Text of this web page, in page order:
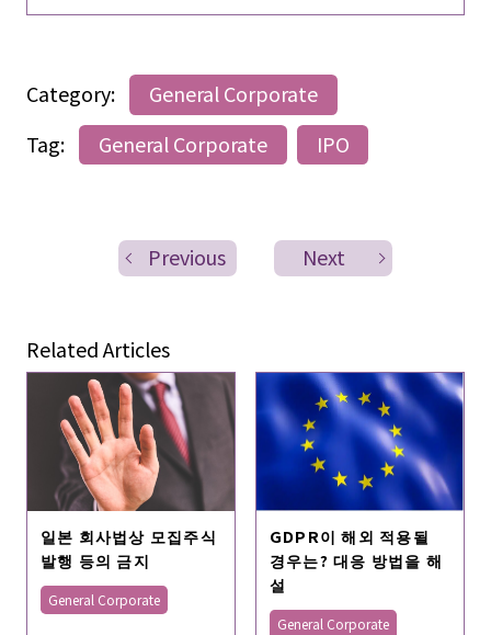
Category:
General Corporate
Tag:
General Corporate IPO
Previous Next
Related Articles
일본 회사법상 모집주식
발행 등의 금지
General Corporate
GDPR이 해외 적용될
경우는? 대응 방법을 해
설
General Corporate